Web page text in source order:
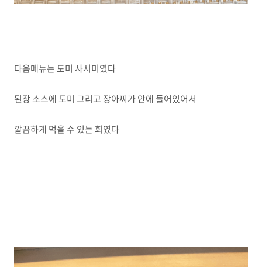
다음메뉴는 도미 사시미였다
된장 소스에 도미 그리고 장아찌가 안에 들어있어서
깔끔하게 먹을 수 있는 회였다